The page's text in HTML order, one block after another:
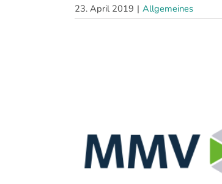
23. April 2019 | Allgemeines